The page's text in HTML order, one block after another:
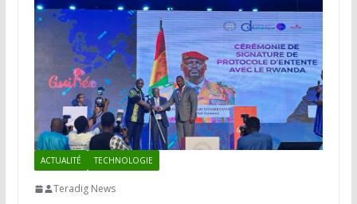
ACTUALITÉ TECHNOLOGIE
Teradig News